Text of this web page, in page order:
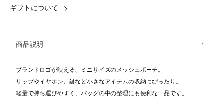
ギフトについて
商品説明
ブランドロゴが映える、ミニサイズのメッシュポーチ。
リップやイヤホン、鍵など小さなアイテムの収納にぴったり。
軽量で持ち運びやすく、バッグの中の整理にも便利な一品です。